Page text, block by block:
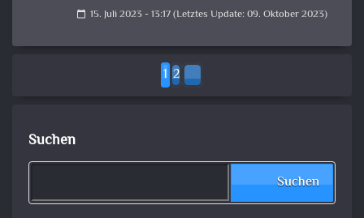
calendar_today 15. Juli 2023 - 13:17 (Letztes Update: 09. Oktober 2023)
1 2
Suchen
Suchen